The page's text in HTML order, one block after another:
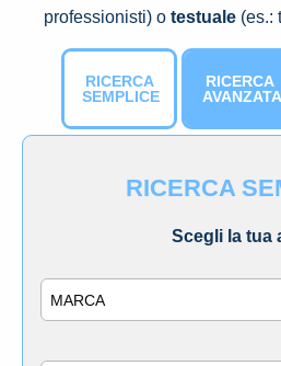
professionisti) o testuale (es.:
RICERCA
SEMPLICE
RICERCA
AVANZATA
RICERCA
Scegli la tua